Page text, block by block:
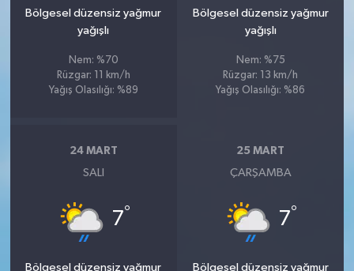
Bölgesel düzensiz yağmur
yağışlı
Nem: %70
Rüzgar: 11 km/h
Yağış Olasılığı: %89
Bölgesel düzensiz yağmur
yağışlı
Nem: %75
Rüzgar: 13 km/h
Yağış Olasılığı: %86
24 MART
SALI
7°
Bölgesel düzensiz yağmur
25 MART
ÇARŞAMBA
7°
Bölgesel düzensiz yağmur
SPOR
Susurluk
TEKNOLOJİ
Trend